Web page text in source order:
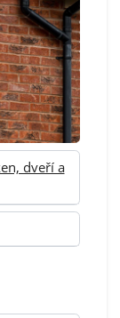
dveří a